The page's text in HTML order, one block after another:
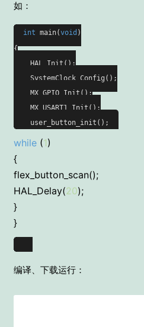
如：
int main(void )
{
HAL_Init();
SystemClock_Config();
MX_GPIO_Init();
MX_USART1_Init();
user_button_init();
while (1)
{
flex_button_scan();
HAL_Delay(20);
}
}
编译、下载运行：